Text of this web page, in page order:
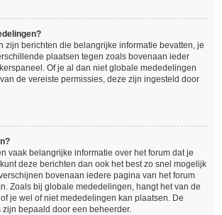
zijn berichten die belangrijke informatie bevatten, je
plaatsen tegen zoals bovenaan ieder
Of je al dan niet globale mededelingen
de vereiste permissies, deze zijn ingesteld door
vaak belangrijke informatie over het forum dat je
deze berichten dan ook het best zo snel mogelijk
bovenaan iedere pagina van het forum
Zoals bij globale mededelingen, hangt het van de
je wel of niet mededelingen kan plaatsen. De
bepaald door een beheerder.